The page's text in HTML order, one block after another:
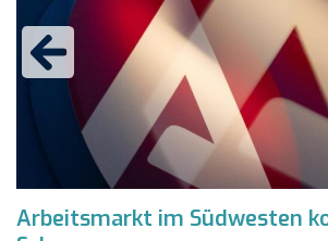
Arbeitsmarkt im Südwesten